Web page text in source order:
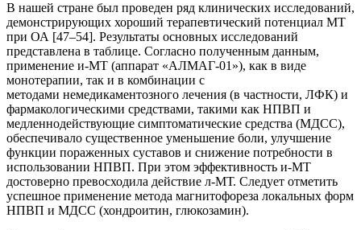
В нашей стране был проведен ряд клинических исследований,
демонстрирующих хороший терапевтический потенциал МТ
при ОА [47–54]. Результаты основных исследований
представлена в таблице. Согласно полученным данным,
применение и-МТ (аппарат «АЛМАГ-01»), как в виде
монотерапии, так и в комбинации с
методами немедикаментозного лечения (в частности, ЛФК) и
фармакологическими средствами, такими как НПВП и
медленнодействующие симптоматические средства (МДСС),
обеспечивало существенное уменьшение боли, улучшение
функции пораженных суставов и снижение потребности в
использовании НПВП. При этом эффективность и-МТ
достоверно превосходила действие л-МТ. Следует отметить
успешное применение метода магнитофореза локальных форм
НПВП и МДСС (хондроитин, глюкозамин).